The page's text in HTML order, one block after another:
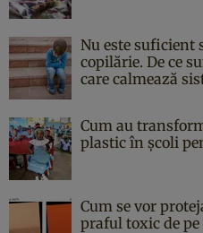
Nu este suficient
copilărie. De ce
care calmează
Cum au
plastic în școli
Cum se vor
praful toxic de pe